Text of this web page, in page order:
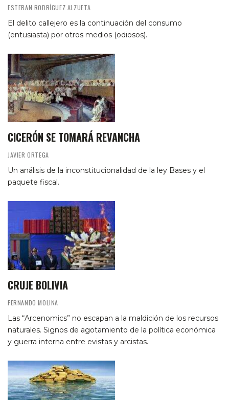
ESTEBAN RODRÍGUEZ ALZUETA
El delito callejero es la continuación del consumo
(entusiasta) por otros medios (odiosos).
CICERÓN SE TOMARÁ REVANCHA
JAVIER ORTEGA
Un análisis de la inconstitucionalidad de la ley Bases y el
paquete fiscal.
CRUJE BOLIVIA
FERNANDO MOLINA
Las “Arcenomics” no escapan a la maldición de los recursos
naturales. Signos de agotamiento de la política económica
y guerra interna entre evistas y arcistas.